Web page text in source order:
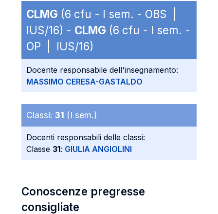
CLMG (6 cfu - I sem. - OBS |
IUS/16) - CLMG (6 cfu - I sem. -
OP | IUS/16)
Docente responsabile dell'insegnamento:
MASSIMO CERESA-GASTALDO
Classi: 31 (I sem.)
Docenti responsabili delle classi:
Classe 31: GIULIA ANGIOLINI
Conoscenze pregresse
consigliate